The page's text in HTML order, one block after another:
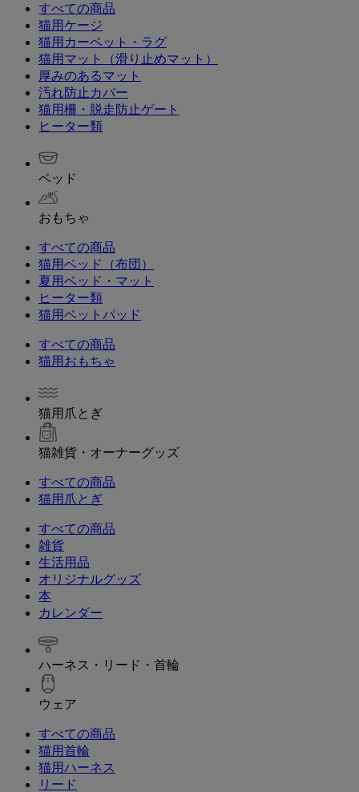
すべての商品
猫用ケージ
猫用カーペット・ラグ
猫用マット（滑り止めマット）
厚みのあるマット
汚れ防止カバー
猫用柵・脱走防止ゲート
ヒーター類
ベッド
おもちゃ
すべての商品
猫用ベッド（布団）
夏用ベッド・マット
ヒーター類
猫用ベットパッド
すべての商品
猫用おもちゃ
猫用爪とぎ
猫雑貨・オーナーグッズ
すべての商品
猫用爪とぎ
すべての商品
雑貨
生活用品
オリジナルグッズ
本
カレンダー
ハーネス・リード・首輪
ウェア
すべての商品
猫用首輪
猫用ハーネス
リード